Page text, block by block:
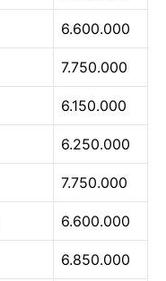
6.600.000
7.750.000
6.150.000
6.250.000
7.750.000
6.600.000
6.850.000